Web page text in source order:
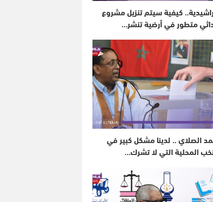
كيفية سيتم تنزيل مشروع
متطور في أرضية تنشر…
الصلاي .. لدينا مشكل كبير في
المحلية التي لا تشرك…